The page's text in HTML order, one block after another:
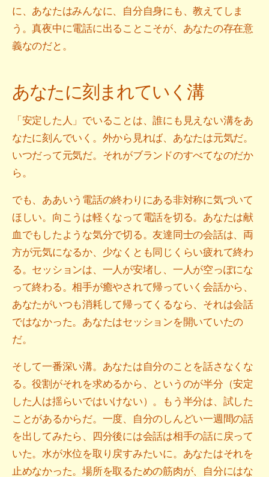
に、あなたはみんなに、自分自身にも、教えてしま
う。真夜中に電話に出ることこそが、あなたの存在意
義なのだと。
あなたに刻まれていく溝
「安定した人」でいることは、誰にも見えない溝をあ
なたに刻んでいく。外から見れば、あなたは元気だ。
いつだって元気だ。それがブランドのすべてなのだか
ら。
でも、ああいう電話の終わりにある非対称に気づいて
ほしい。向こうは軽くなって電話を切る。あなたは献
血でもしたような気分で切る。友達同士の会話は、両
方が元気になるか、少なくとも同じくらい疲れて終わ
る。セッションは、一人が安堵し、一人が空っぽにな
って終わる。相手が癒やされて帰っていく会話から、
あなたがいつも消耗して帰ってくるなら、それは会話
ではなかった。あなたはセッションを開いていたの
だ。
そして一番深い溝。あなたは自分のことを話さなくな
る。役割がそれを求めるから、というのが半分（安定
した人は揺らいではいけない）。もう半分は、試した
ことがあるからだ。一度、自分のしんどい一週間の話
を出してみたら、四分後には会話は相手の話に戻って
いた。水が水位を取り戻すみたいに。あなたはそれを
止めなかった。場所を取るための筋肉が、自分にはな